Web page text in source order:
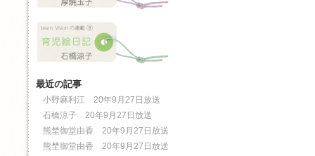
最近の記事
小野麻利江 20年9月27日放送
石橋涼子 20年9月27日放送
熊埜御堂由香 20年9月27日放送
熊埜御堂由香 20年9月27日放送